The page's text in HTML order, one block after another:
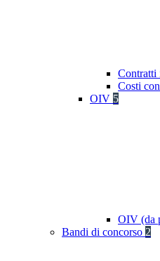
Contratti
Costi
OIV 5
OIV (da
Bandi di concorso 2